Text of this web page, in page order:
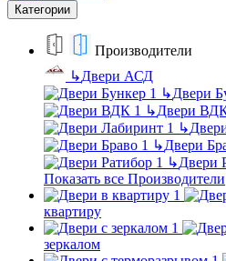
Категории
Производители
↳Двери АСД
↳Двери
↳Двери
↳
↳Двери
↳Двери
Показать все Производители
квартиру
зеркалом